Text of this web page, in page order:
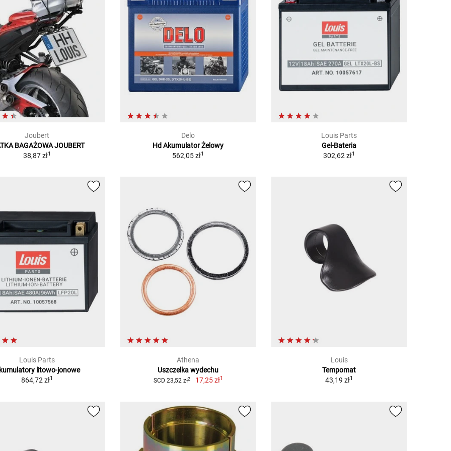
Joubert
BAGAŻOWA JOUBERT
38,87 zł1
Delo
Hd Akumulator Żelowy
562,05 zł1
Louis Parts
Gel-Bateria
302,62 zł1
Louis Parts
litowo-jonowe
864,72 zł1
Athena
Uszczelka wydechu
SCD 23,52 zł2 17,25 zł1
Louis
Tempomat
43,19 zł1